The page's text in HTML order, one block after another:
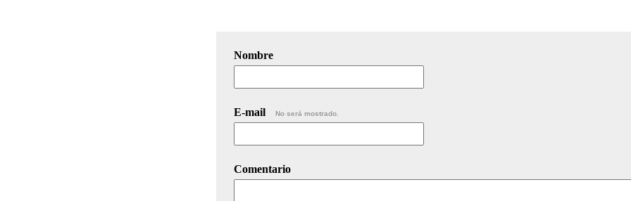
Nombre
E-mail No será mostrado.
Comentario